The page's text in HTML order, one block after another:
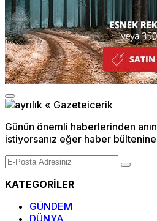
Günün önemli haberlerinden
istiyorsanız eğer haber
KATEGORİLER
GÜNDEM